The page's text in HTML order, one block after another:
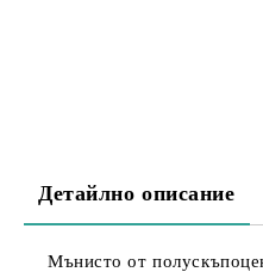
Детайлно описание
Мънисто от